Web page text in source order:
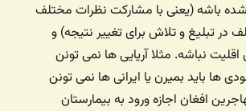
شده باشه (یعنی با مشارکت نظرات مختلف
تبلیغ و تلاش برای تغییر نتیجه) و
نباشه. مثلا آریایی ها نمی تونن
ها باید بمیرن یا ایرانی ها نمی تونن
افغان اجازه ورود به بیمارستان